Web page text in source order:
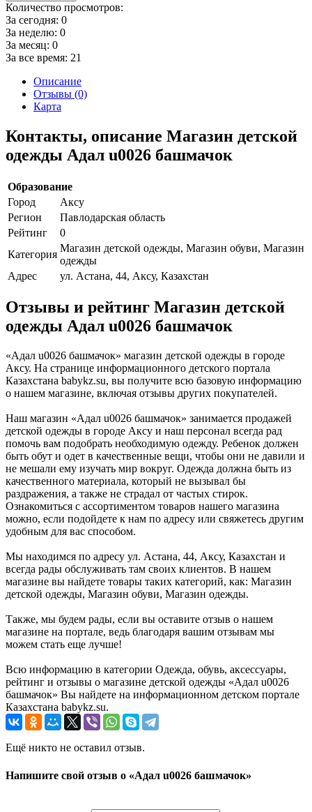
Количество просмотров:
За сегодня: 0
За неделю: 0
За месяц: 0
За все время: 21
Описание
Отзывы (0)
Карта
Контакты, описание Магазин детской
одежды Адал u0026 башмачок
Образование
Город
Аксу
Регион
Павлодарская область
Рейтинг
0
Категория
Магазин детской одежды, Магазин обуви, Магазин
одежды
Адрес
ул. Астана, 44, Аксу, Казахстан
Отзывы и рейтинг Магазин детской
одежды Адал u0026 башмачок
«Адал u0026 башмачок» магазин детской одежды в городе
Аксу. На странице информационного детского портала
Казахстана babykz.su, вы получите всю базовую информацию
о нашем магазине, включая отзывы других покупателей.
Наш магазин «Адал u0026 башмачок» занимается продажей
детской одежды в городе Аксу и наш персонал всегда рад
помочь вам подобрать необходимую одежду. Ребенок должен
быть обут и одет в качественные вещи, чтобы они не давили и
не мешали ему изучать мир вокруг. Одежда должна быть из
качественного материала, который не вызывал бы
раздражения, а также не страдал от частых стирок.
Ознакомиться с ассортиментом товаров нашего магазина
можно, если подойдете к нам по адресу или свяжетесь другим
удобным для вас способом.
Мы находимся по адресу ул. Астана, 44, Аксу, Казахстан и
всегда рады обслуживать там своих клиентов. В нашем
магазине вы найдете товары таких категорий, как: Магазин
детской одежды, Магазин обуви, Магазин одежды.
Также, мы будем рады, если вы оставите отзыв о нашем
магазине на портале, ведь благодаря вашим отзывам мы
можем стать еще лучше!
Всю информацию в категории Одежда, обувь, аксессуары,
рейтинг и отзывы о магазине детской одежды «Адал u0026
башмачок» Вы найдете на информационном детском портале
Казахстана babykz.su.
Ещё никто не оставил отзыв.
Напишите свой отзыв о «Адал u0026 башмачок»